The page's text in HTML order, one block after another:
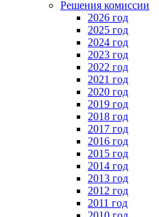
Решения комиссии
2026 год
2025 год
2024 год
2023 год
2022 год
2021 год
2020 год
2019 год
2018 год
2017 год
2016 год
2015 год
2014 год
2013 год
2012 год
2011 год